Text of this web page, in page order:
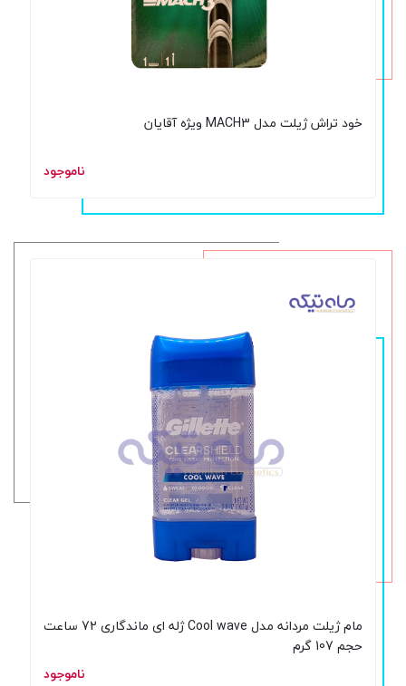
خود تراش ژیلت مدل MACH3 ویژه آقایان
ناموجود
مام ژیلت مردانه مدل Cool wave ژله ای ماندگاری 72 ساعت
حجم 107 گرم
ناموجود